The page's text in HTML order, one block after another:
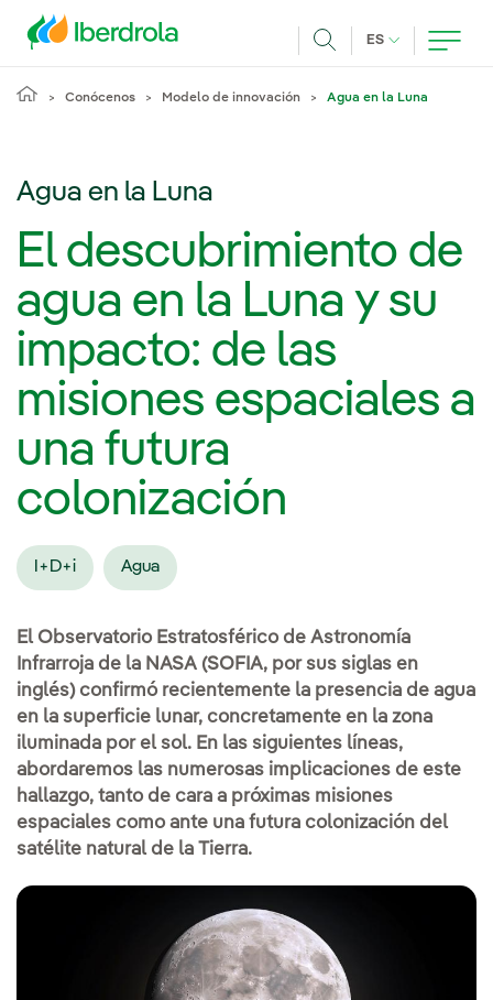
ES IDIOMA
Conócenos Modelo de innovación Agua en la Luna
Agua en la Luna
El descubrimiento de
agua en la Luna y su
impacto: de las
misiones espaciales a
una futura
colonización
I+D+i Agua
El Observatorio Estratosférico de Astronomía
Infrarroja de la NASA (SOFIA, por sus siglas en
inglés) confirmó recientemente la presencia de agua
en la superficie lunar, concretamente en la zona
iluminada por el sol. En las siguientes líneas,
abordaremos las numerosas implicaciones de este
hallazgo, tanto de cara a próximas misiones
espaciales como ante una futura colonización del
satélite natural de la Tierra.